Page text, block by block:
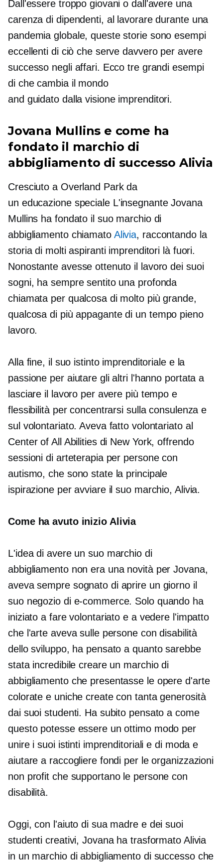
Dall'essere troppo giovani o dall'avere una
carenza di dipendenti, al lavorare durante una
pandemia globale, queste storie sono esempi
eccellenti di ciò che serve davvero per avere
successo negli affari. Ecco tre grandi esempi
di che cambia il mondo
and guidato dalla visioneimprenditori.
Jovana Mullins e come ha
fondato il marchio di
abbigliamento di successo Alivia
Cresciuto a Overland Park da
un educazione specialeL'insegnante Jovana
Mullins ha fondato il suo marchio di
abbigliamento chiamato Alivia, raccontando la
storia di molti aspiranti imprenditori là fuori.
Nonostante avesse ottenuto il lavoro dei suoi
sogni, ha sempre sentito una profonda
chiamata per qualcosa di molto più grande,
qualcosa di più appagante di un tempo pieno
lavoro.
Alla fine, il suo istinto imprenditoriale e la
passione per aiutare gli altri l'hanno portata a
lasciare il lavoro per avere più tempo e
flessibilità per concentrarsi sulla consulenza e
sul volontariato. Aveva fatto volontariato al
Center of All Abilities di New York, offrendo
sessioni di arteterapia per persone con
autismo, che sono state la principale
ispirazione per avviare il suo marchio, Alivia.
Come ha avuto inizio Alivia
L'idea di avere un suo marchio di
abbigliamento non era una novità per Jovana,
aveva sempre sognato di aprire un giorno il
suo negozio di e-commerce. Solo quando ha
iniziato a fare volontariato e a vedere l'impatto
che l'arte aveva sulle persone con disabilità
dello sviluppo, ha pensato a quanto sarebbe
stata incredibile creare un marchio di
abbigliamento che presentasse le opere d'arte
colorate e uniche create con tanta generosità
dai suoi studenti. Ha subito pensato a come
questo potesse essere un ottimo modo per
unire i suoi istinti imprenditoriali e di moda e
aiutare a raccogliere fondi per le organizzazioni
non profit che supportano le persone con
disabilità.
Oggi, con l'aiuto di sua madre e dei suoi
studenti creativi, Jovana ha trasformato Alivia
in un marchio di abbigliamento di successo che